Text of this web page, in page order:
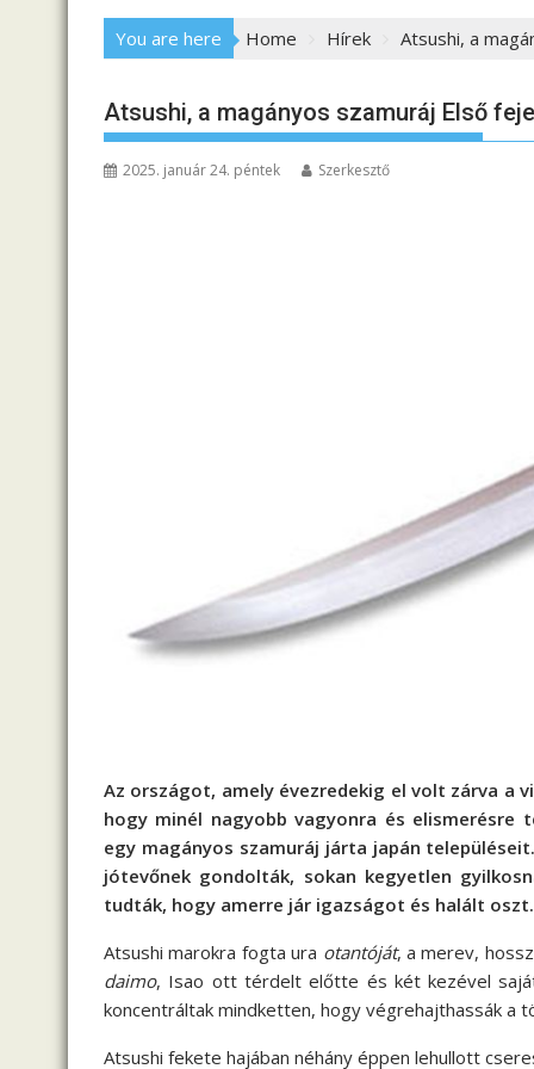
You are here Home Hírek Atsushi, a
Atsushi, a magányos szamuráj Első
2025. január 24. péntek Szerkesztő
Az országot, amely évezredekig el volt zárva a
hogy minél nagyobb vagyonra és
egy magányos szamuráj járta japán
jótevőnek gondolták, sokan kegyetlen
tudták, hogy amerre jár igazságot és halált
Atsushi marokra fogta ura otantóját, a merev,
daimo, Isao ott térdelt előtte és két kezével
koncentráltak mindketten, hogy végrehajthassák a
Atsushi fekete hajában néhány éppen lehullott